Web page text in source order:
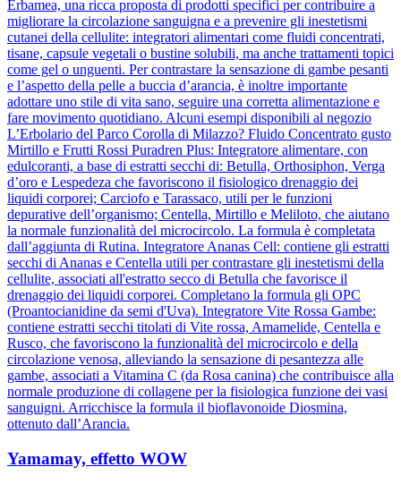
Erbamea, una ricca proposta di prodotti specifici per contribuire a
migliorare la circolazione sanguigna e a prevenire gli inestetismi
cutanei della cellulite: integratori alimentari come fluidi concentrati,
tisane, capsule vegetali o bustine solubili, ma anche trattamenti topici
come gel o unguenti. Per contrastare la sensazione di gambe pesanti
e l’aspetto della pelle a buccia d’arancia, è inoltre importante
adottare uno stile di vita sano, seguire una corretta alimentazione e
fare movimento quotidiano. Alcuni esempi disponibili al negozio
L’Erbolario del Parco Corolla di Milazzo? Fluido Concentrato gusto
Mirtillo e Frutti Rossi Puradren Plus: Integratore alimentare, con
edulcoranti, a base di estratti secchi di: Betulla, Orthosiphon, Verga
d’oro e Lespedeza che favoriscono il fisiologico drenaggio dei
liquidi corporei; Carciofo e Tarassaco, utili per le funzioni
depurative dell’organismo; Centella, Mirtillo e Meliloto, che aiutano
la normale funzionalità del microcircolo. La formula è completata
dall’aggiunta di Rutina. Integratore Ananas Cell: contiene gli estratti
secchi di Ananas e Centella utili per contrastare gli inestetismi della
cellulite, associati all'estratto secco di Betulla che favorisce il
drenaggio dei liquidi corporei. Completano la formula gli OPC
(Proantocianidine da semi d'Uva). Integratore Vite Rossa Gambe:
contiene estratti secchi titolati di Vite rossa, Amamelide, Centella e
Rusco, che favoriscono la funzionalità del microcircolo e della
circolazione venosa, alleviando la sensazione di pesantezza alle
gambe, associati a Vitamina C (da Rosa canina) che contribuisce alla
normale produzione di collagene per la fisiologica funzione dei vasi
sanguigni. Arricchisce la formula il bioflavonoide Diosmina,
ottenuto dall’Arancia.
Yamamay, effetto WOW